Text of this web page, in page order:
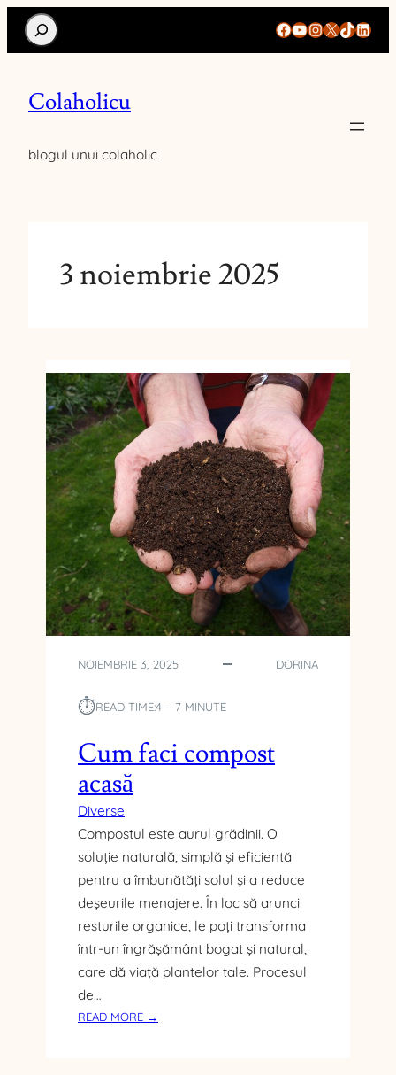
Search Facebook
YouTube
Instagram
X TikTok
Colaholicu
blogul unui colaholic
3 noiembrie 2025
NOIEMBRIE 3, 2025 DORINA
⏱︎READ TIME:4 – 7 MINUTE
Cum faci compost
acasă
Diverse
Compostul este aurul grădinii. O
soluție naturală, simplă și eficientă
pentru a îmbunătăți solul și a reduce
deșeurile menajere. În loc să arunci
resturile organice, le poți transforma
într-un îngrășământ bogat și natural,
care dă viață plantelor tale. Procesul
de…
READ MORE →